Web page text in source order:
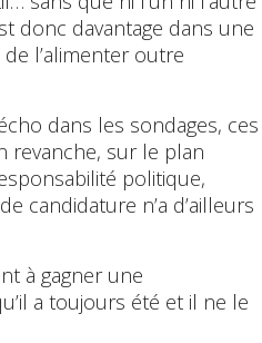
donc davantage dans une
l’alimenter outre
dans les sondages, ces
revanche, sur le plan
politique,
candidature n’a d’ailleurs
à gagner une
a toujours été et il ne le